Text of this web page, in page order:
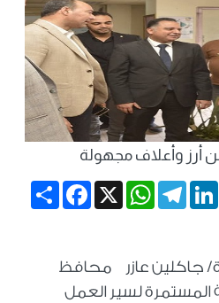
Share
Facebook X
WhatsApp
TelegramLinkedIn
جاكلين عازر محافظ
المستمرة لسير العمل